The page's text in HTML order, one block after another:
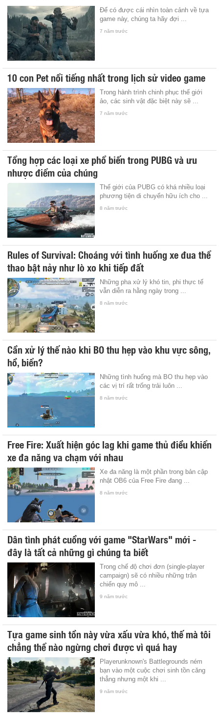
Để có được cái nhìn toàn cảnh về tựa
game này, chúng ta hãy đợi ...
7 năm trước
10 con Pet nổi tiếng nhất trong lịch sử video game
Trong hành trình chinh phục thế giới
ảo, các sinh vật đặc biệt này sẽ ...
7 năm trước
Tổng hợp các loại xe phổ biến trong PUBG và ưu
nhược điểm của chúng
Thế giới của PUBG có khá nhiều loại
phương tiện di chuyển hữu ích cho ...
8 năm trước
Rules of Survival: Choáng với tình huống xe đua thể
thao bật nảy như lò xo khi tiếp đất
Những pha xử lý khó tin, phi thực tế
vẫn diễn ra hằng ngày trong ...
8 năm trước
Cần xử lý thế nào khi BO thu hẹp vào khu vực sông,
hồ, biển?
Những tình huống mà BO thu hẹp vào
các vị trí rất trống trải luôn ...
8 năm trước
Free Fire: Xuất hiện góc lag khi game thủ điều khiển
xe đa năng va chạm với nhau
Xe đa năng là một phần trong bản cập
nhật OB6 của Free Fire đang ...
8 năm trước
Dân tình phát cuồng với game "StarWars" mới -
đây là tất cả những gì chúng ta biết
Trong chế độ chơi đơn (single-player
campaign) sẽ có nhiều những trận
chiến quy mô ...
9 năm trước
Tựa game sinh tồn này vừa xấu vừa khó, thế mà tôi
chẳng thể nào ngừng chơi được vì quá hay
Playerunknown's Battlegrounds ném
bạn vào một cuộc chơi sinh tồn căng
thẳng nhưng một khi ...
9 năm trước